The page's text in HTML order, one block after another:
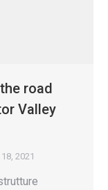
road
Valley
2021